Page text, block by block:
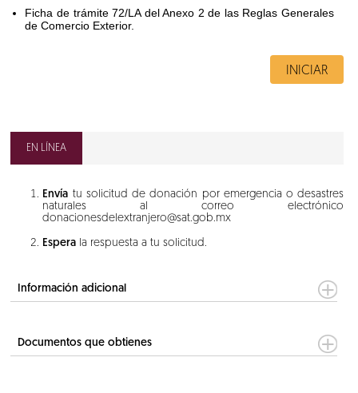
Ficha de trámite 72/LA del Anexo 2 de las Reglas Generales
de Comercio Exterior.
INICIAR
EN LÍNEA
Envía tu solicitud de donación por emergencia o desastres
naturales al correo electrónico
donacionesdelextranjero@sat.gob.mx
Espera la respuesta a tu solicitud.
Información adicional
Documentos que obtienes